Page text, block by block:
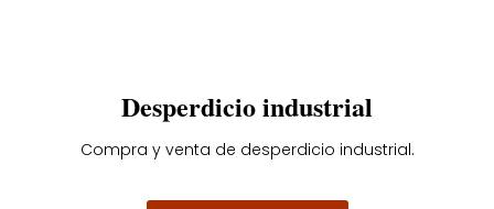
Desperdicio industrial
Compra y venta de desperdicio industrial.